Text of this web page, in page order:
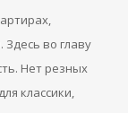
Здесь во главу
Нет резных
классики,